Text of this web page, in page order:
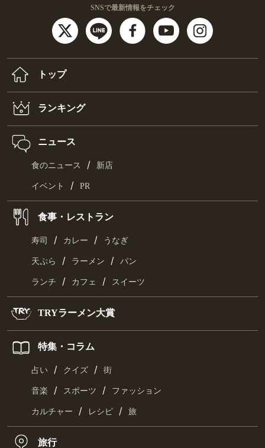
SNSで最新情報をチェック
トップ
ランキング
ニュース
食のニュース / 新店
イベント / PR
食事・レストラン
寿司 / カレー / うなぎ
天ぷら / ラーメン / パン
ランチ / カフェ / スイーツ
TRYラーメン大賞
特集・コラム
占い / クイズ / 街
音楽 / スポーツ / ファッション
カルチャー / レシピ / 旅
旅行